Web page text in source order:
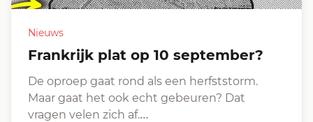
Nieuws
Frankrijk plat op 10 september?
De oproep gaat rond als een herfststorm.
Maar gaat het ook echt gebeuren? Dat
vragen velen zich af.…